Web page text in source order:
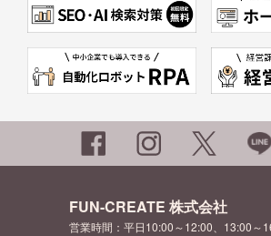
FUN-CREATE 株式会社
営業時間：平日10:00～12:00、13:00～